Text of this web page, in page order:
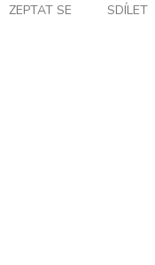
ZEPTAT SE SDÍLET